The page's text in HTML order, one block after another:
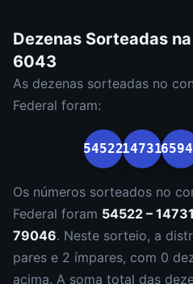
Dezenas Sorteadas na
6043
As dezenas sorteadas no
Federal foram:
5452214731
Os números sorteados no
Federal foram 54522 –
79046. Neste sorteio, a
pares e 2 ímpares, com 0
acima. A soma total das